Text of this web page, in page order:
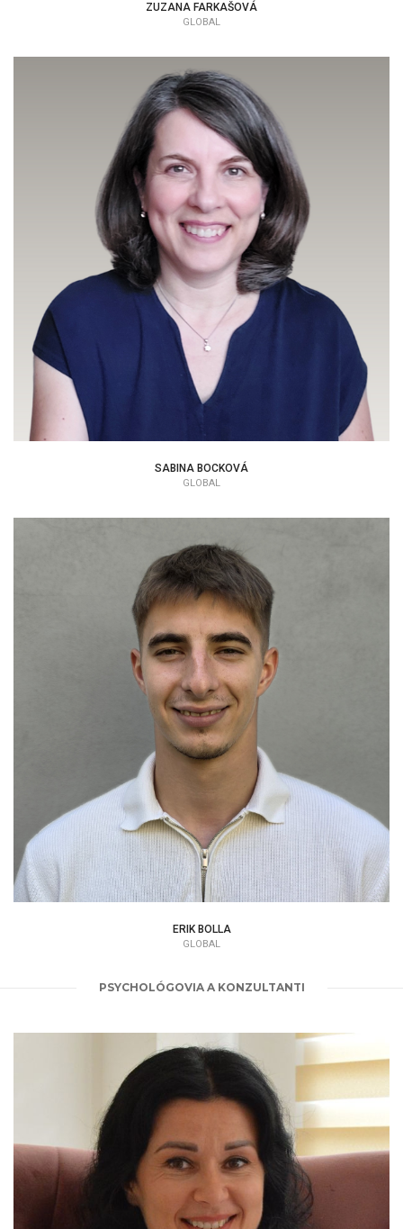
ZUZANA FARKAŠOVÁ
GLOBAL
SABINA BOCKOVÁ
ADMIN SUPPORT
SABINA BOCKOVÁ
GLOBAL
ERIK BOLLA
ADMIN SUPPORT
ERIK BOLLA
GLOBAL
PSYCHOLÓGOVIA A KONZULTANTI
MAJA STEPANOVIĆ
PSYCHOLÓG | TERAPEUT